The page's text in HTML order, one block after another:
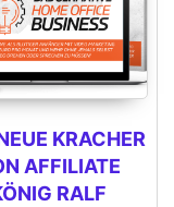
KRACHER
AFFILIATE
RALF